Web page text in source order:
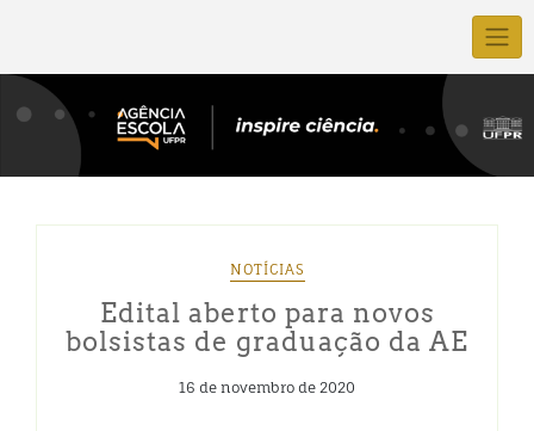
NOTÍCIAS
Edital aberto para novos
bolsistas de graduação da AE
16 de novembro de 2020